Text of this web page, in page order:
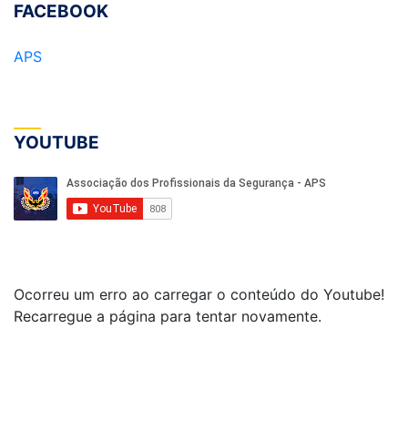
FACEBOOK
APS
YOUTUBE
Ocorreu um erro ao carregar o conteúdo do Youtube!
Recarregue a página para tentar novamente.